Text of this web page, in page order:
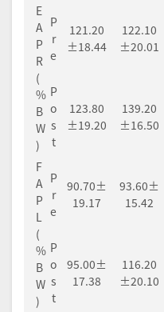
E
A
P
R
(
%
B
W
)
P
r
e
121.20
±18.44
122.10
±20.01
P
o
s
t
123.80
±19.20
139.20
±16.50
F
A
P
L
(
%
B
W
)
P
r
e
90.70±
19.17
93.60±
15.42
P
o
s
t
95.00±
17.38
116.20
±20.10